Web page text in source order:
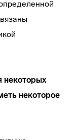
некоторых
некоторое